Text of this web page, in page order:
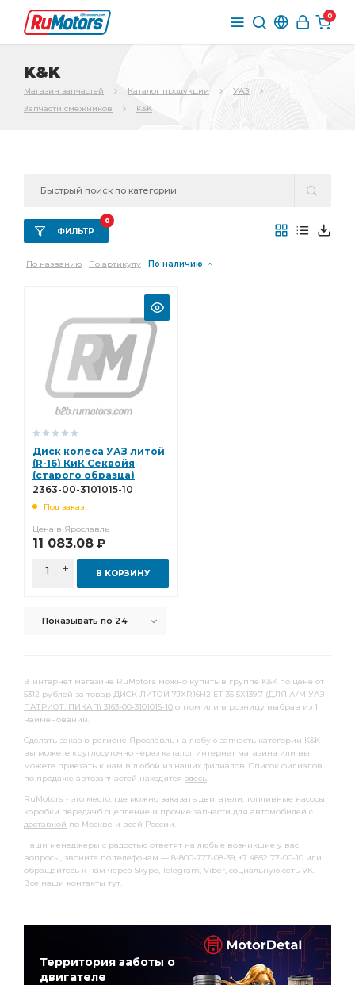
0
K&K
Магазин запчастей Каталог продукции
УАЗ
Запчасти смежников
K&K
ФИЛЬТР
0
По названию По артикулу По наличию
Диск колеса УАЗ литой
(R-16) КиК Секвойя
(старого образца)
7JХ16Н2 2363-00-3101015-
2363-00-3101015-10
Под заказ
Цена в Ярославль
11 083.08 Р
В КОРЗИНУ
Показывать по 24
В интернет магазине RuMotors можно купить в группе K&K по цене от
5312 рублей за товар ДИСК ЛИТОЙ 7JXR16H2 ET-35 5X139,7 (ДЛЯ А/М УАЗ
ПАТРИОТ, ПИКАП) 3163-00-3101015-10 оптом или в розницу выбрав из 1
наименований.
Сделать заказ в регионе Ярославль на любую запчасть категории K&K
вы можете круглосуточно через каталог интернет магазина или вы
можете приехать к нам в любой из наших филиалов. Список филиалов
по продаже автозапчастей находятся здесь.
RuMotors - это место, где можно заказать двигатели, топливные насосы,
коробки передачб сцепление и прочие запчасти для автомобилей с
доставкой по Москве и всей России.
Наши менеджеры с радостью ответят на любые возникшие у вас
вопросы, звоните по телефонам — 8-800-777-08-39, +7 4852 77-00-10 или
обращайтесь к нам через Skype, Telegram, Viber, социальную сеть VK.
Все наши контакты тут.
Территория заботы о
двигателе